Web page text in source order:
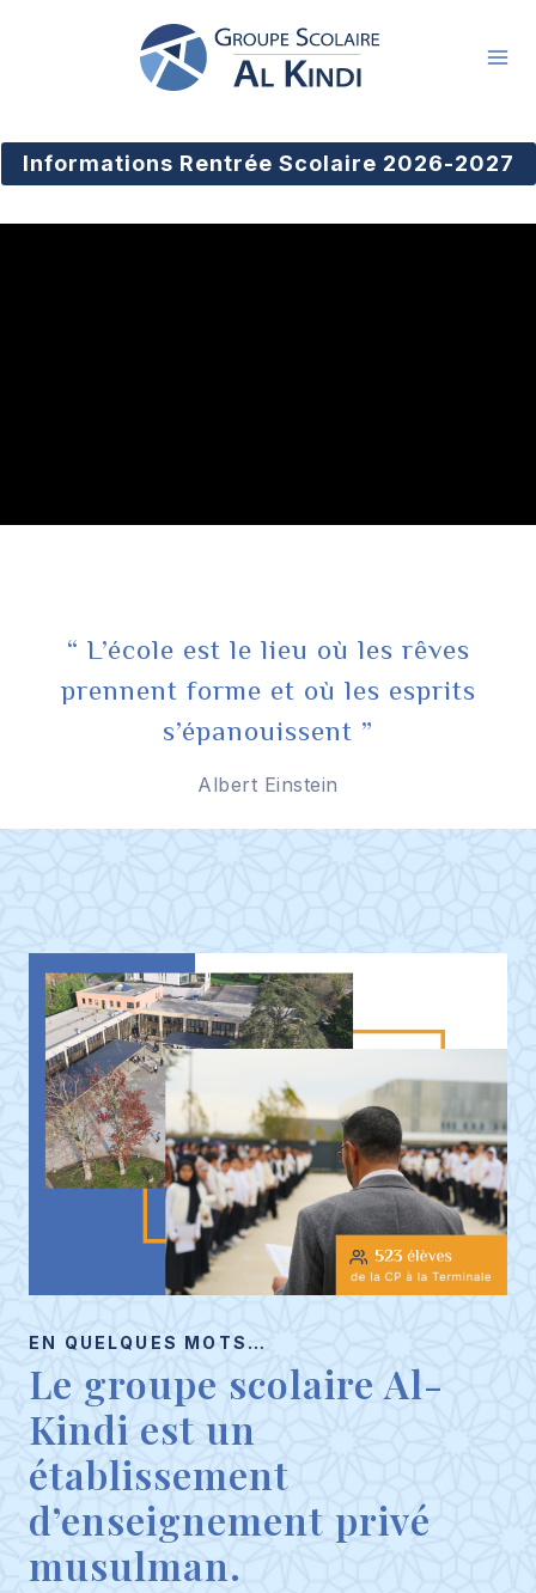
Informations Rentrée Scolaire 2026-2027
“ L’école est le lieu où les rêves
prennent forme et où les esprits
s’épanouissent ”
Albert Einstein
EN QUELQUES MOTS…
Le groupe scolaire Al-
Kindi est un
établissement
d’enseignement privé
musulman.